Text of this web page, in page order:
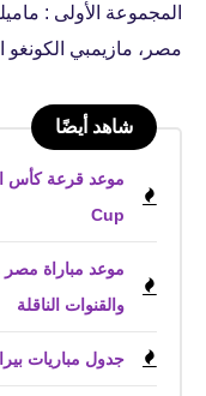
المجموعة الأولى :
مصر، مازيمبي الكونغو
شاهد أيضًا
Cup
موعد مباراة
والقنوات الناقلة
جدول مباريات